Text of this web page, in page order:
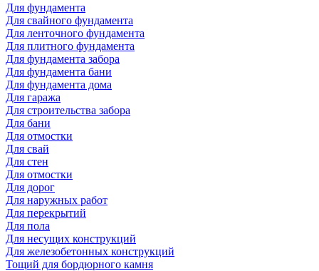
Для фундамента
Для свайного фундамента
Для ленточного фундамента
Для плитного фундамента
Для фундамента забора
Для фундамента бани
Для фундамента дома
Для гаража
Для строительства забора
Для бани
Для отмостки
Для свай
Для стен
Для отмостки
Для дорог
Для наружных работ
Для перекрытий
Для пола
Для несущих конструкций
Для железобетонных конструкций
Тощий для бордюрного камня